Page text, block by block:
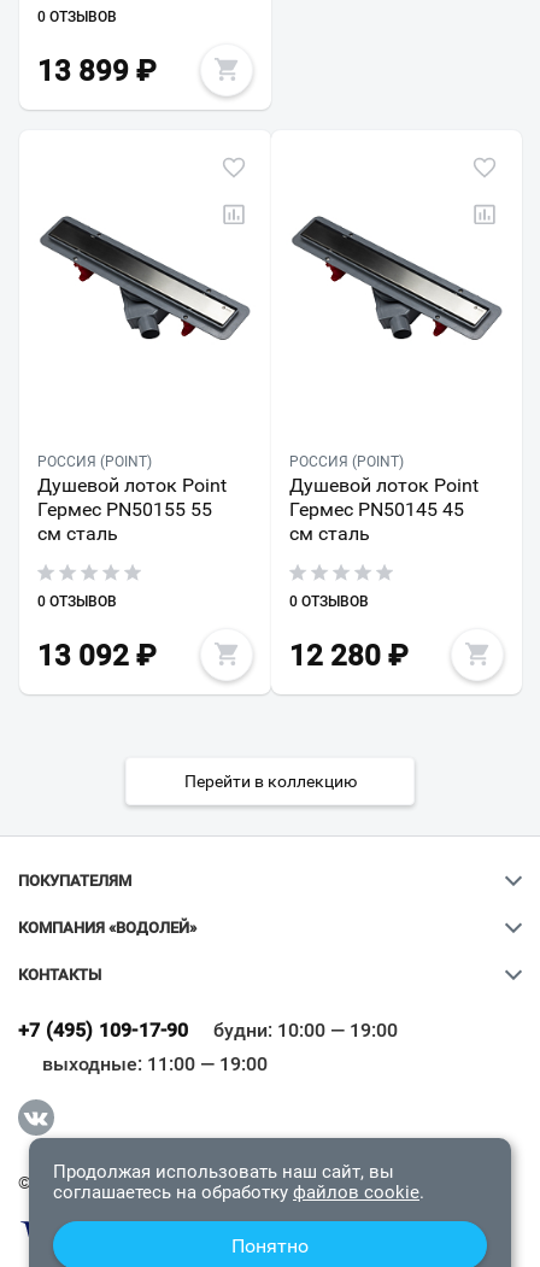
0 ОТЗЫВОВ
13 899 ₽
РОССИЯ (POINT)
Душевой лоток Point
Гермес PN50155 55
см сталь
0 ОТЗЫВОВ
13 092 ₽
РОССИЯ (POINT)
Душевой лоток Point
Гермес PN50145 45
см сталь
0 ОТЗЫВОВ
12 280₽
Перейти в коллекцию
ПОКУПАТЕЛЯМ
КОМПАНИЯ «ВОДОЛЕЙ»
КОНТАКТЫ
+7 (495) 109-17-90
будни: 10:00 — 19:00
выходные: 11:00 — 19:00
© 2009-2026 «Водолей Онлайн». Все права защищены.
Всё верно
Продолжая использовать наш сайт, вы
соглашаетесь на обработку файлов cookie.
Понятно